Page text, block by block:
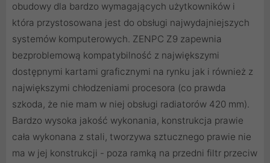
obudowy dla bardzo wymagających użytkowników i
która przystosowana jest do obsługi najwydajniejszych
systemów komputerowych. ZENPC Z9 zapewnia
bezproblemową kompatybilność z największymi
dostępnymi kartami graficznymi na rynku jak i również z
największymi chłodzeniami procesora (co prawda
szkoda, że nie mam w niej obsługi radiatorów 420 mm).
Bardzo wysoka jakość wykonania, konstrukcja prawie
cała wykonana z stali, tworzywa sztucznego prawie nie
ma w jej konstrukcji - poza ramką na przedni filtr przeciw